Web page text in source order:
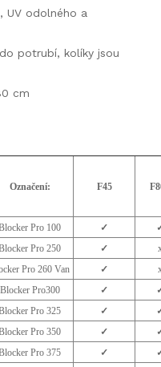
UV odolného a
potrubí, kolíky jsou
cm
Označení: F45
Pro 100 ✓
Pro 250 ✓
Pro 260 Van ✓
Blocker Pro300 ✓
Pro 325 ✓
Pro 350 ✓
Pro 375 ✓